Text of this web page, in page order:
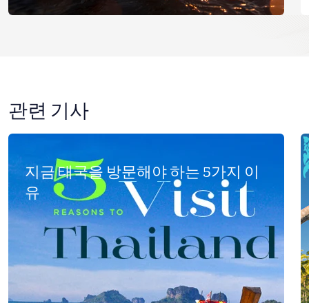
관련 기사
지금 태국을 방문해야 하는 5가지 이
유